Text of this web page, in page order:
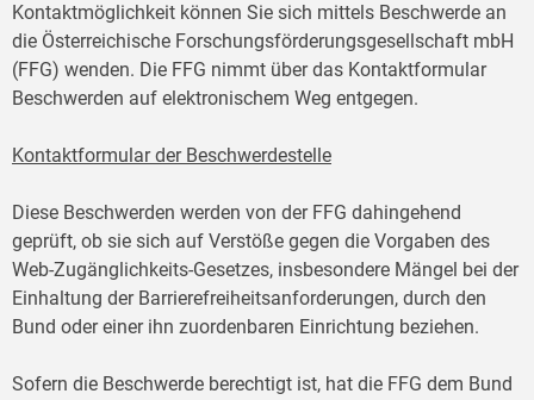
Kontaktmöglichkeit können Sie sich mittels Beschwerde an
die Österreichische Forschungsförderungsgesellschaft mbH
(FFG) wenden. Die FFG nimmt über das Kontaktformular
Beschwerden auf elektronischem Weg entgegen.
Kontaktformular der Beschwerdestelle
Diese Beschwerden werden von der FFG dahingehend
geprüft, ob sie sich auf Verstöße gegen die Vorgaben des
Web-Zugänglichkeits-Gesetzes, insbesondere Mängel bei der
Einhaltung der Barrierefreiheitsanforderungen, durch den
Bund oder einer ihn zuordenbaren Einrichtung beziehen.
Sofern die Beschwerde berechtigt ist, hat die FFG dem Bund